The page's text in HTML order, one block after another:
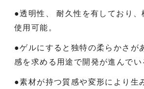
●透明性、 耐久性を有しており、
使用可能。
●ゲルにすると独特の柔らかさが
感を求める用途で開発が進んでい
●素材が持つ質感や変形により生